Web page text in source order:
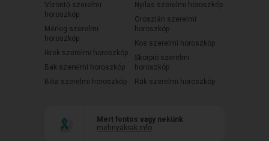
Vízöntő szerelmi
horoszkóp
Mérleg szerelmi
horoszkóp
Ikrek szerelmi horoszkóp
Bak szerelmi horoszkóp
Bika szerelmi horoszkóp
Nyilas szerelmi horoszkóp
Oroszlán szerelmi
horoszkóp
Kos szerelmi horoszkóp
Skorpió szerelmi
horoszkóp
Rák szerelmi horoszkóp
Mert fontos vagy nekünk
mehnyakrak.info